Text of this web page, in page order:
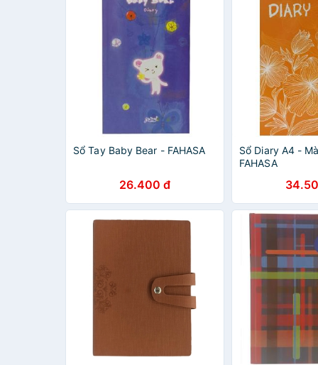
Sổ Tay Baby Bear - FAHASA
26.400 đ
Sổ Diary A4 -
FAHASA